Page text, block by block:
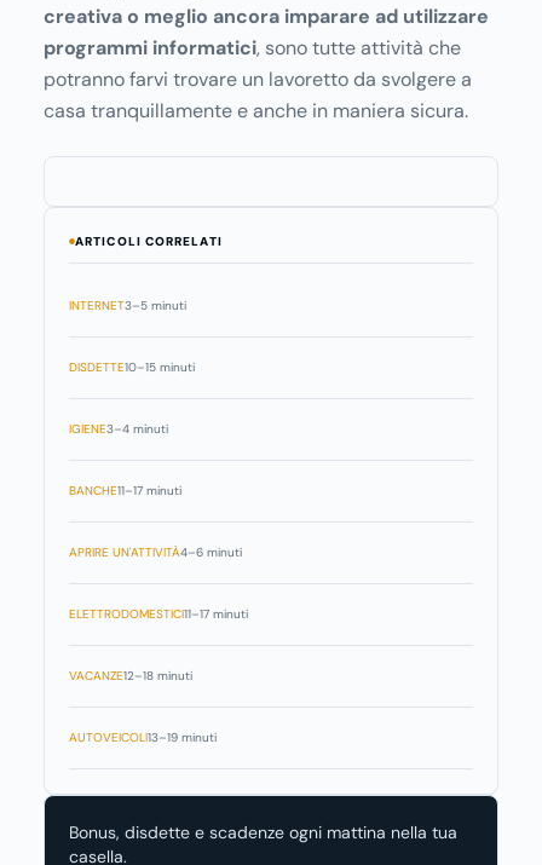
creativa o meglio ancora imparare ad utilizzare
programmi informatici, sono tutte attività che
potranno farvi trovare un lavoretto da svolgere a
casa tranquillamente e anche in maniera sicura.
ARTICOLI CORRELATI
INTERNET3–5 minuti
DISDETTE10–15 minuti
IGIENE3–4 minuti
BANCHE11–17 minuti
APRIRE UN'ATTIVITÀ4–6 minuti
ELETTRODOMESTICI11–17 minuti
VACANZE12–18 minuti
AUTOVEICOLI13–19 minuti
Bonus, disdette e scadenze ogni mattina nella tua
casella.